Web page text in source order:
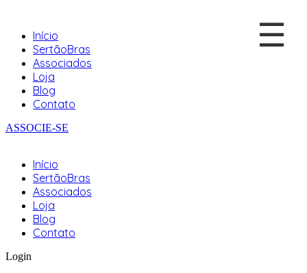
Início
SertãoBras
Associados
Loja
Blog
Contato
ASSOCIE-SE
Início
SertãoBras
Associados
Loja
Blog
Contato
☰
Login